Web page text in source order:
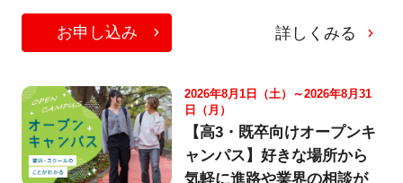
お申し込み 詳しくみる
2026年8月1日（土）～2026年8月31
日（月）
【高3・既卒向けオープンキ
ャンパス】好きな場所から
気軽に進路や業界の相談が